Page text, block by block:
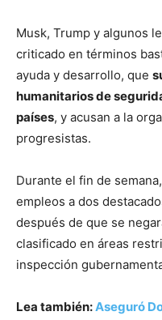
Musk, Trump y algunos
criticado en términos
ayuda y desarrollo, que
humanitarios de
países, y acusan a la
progresistas.
Durante el fin de
empleos a dos
después de que se
clasificado en áreas
inspección
Lea también:Aseguró